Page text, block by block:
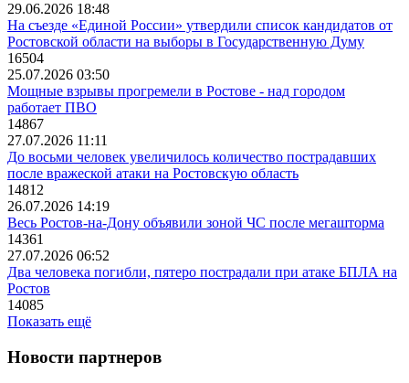
29.06.2026 18:48
На съезде «Единой России» утвердили список кандидатов от
Ростовской области на выборы в Государственную Думу
16504
25.07.2026 03:50
Мощные взрывы прогремели в Ростове - над городом
работает ПВО
14867
27.07.2026 11:11
До восьми человек увеличилось количество пострадавших
после вражеской атаки на Ростовскую область
14812
26.07.2026 14:19
Весь Ростов-на-Дону объявили зоной ЧС после мегашторма
14361
27.07.2026 06:52
Два человека погибли, пятеро пострадали при атаке БПЛА на
Ростов
14085
Показать ещё
Новости партнеров